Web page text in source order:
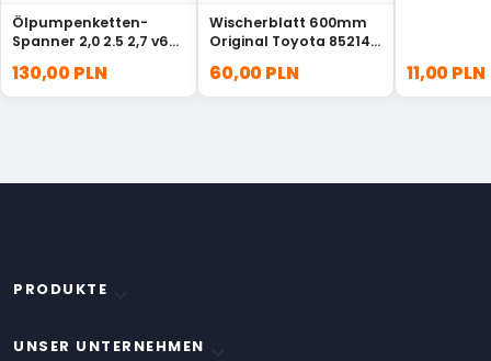
Ölpumpenketten-
Spanner 2,0 2.5 2,7 v6
XL-7 16781-85FA0
130,00 PLN
Wischerblatt 600mm
Original Toyota 85214-
60,00 PLN 11,00 PLN
PRODUKTE
UNSER UNTERNEHMEN